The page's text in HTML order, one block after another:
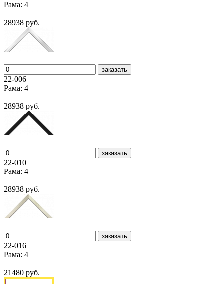
Рама: 4
28938 руб.
заказать
22-006
Рама: 4
28938 руб.
заказать
22-010
Рама: 4
28938 руб.
заказать
22-016
Рама: 4
21480 руб.